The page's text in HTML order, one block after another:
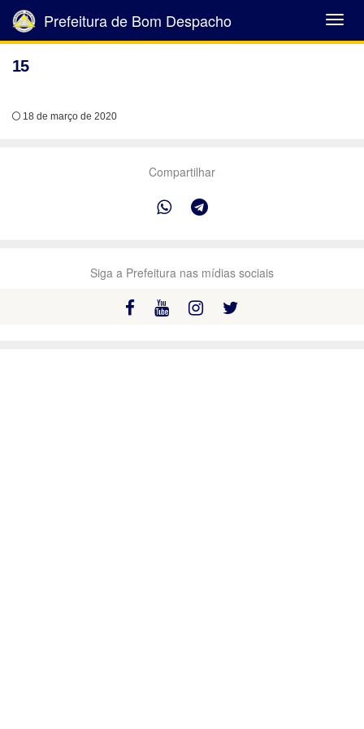
Abrir
Menu
Prefeitura de Bom Despacho
15
18 de março de 2020
Compartilhar
Siga a Prefeitura nas mídias sociais